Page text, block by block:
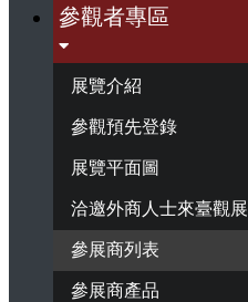
參觀者專區
展覽介紹
參觀預先登錄
展覽平面圖
洽邀外商人士來臺觀展
參展商列表
參展商產品